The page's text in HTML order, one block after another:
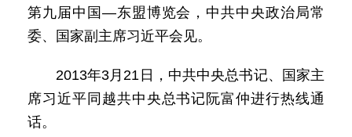
第九届中国—东盟博览会，中共中央政治局常
委、国家副主席习近平会见。
2013年3月21日，中共中央总书记、国家主
席习近平同越共中央总书记阮富仲进行热线通
话。